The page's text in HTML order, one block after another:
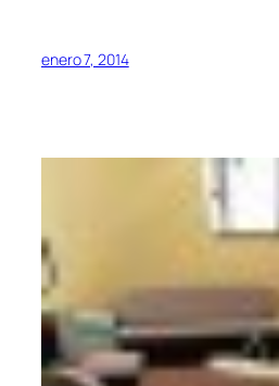
enero 7, 2014